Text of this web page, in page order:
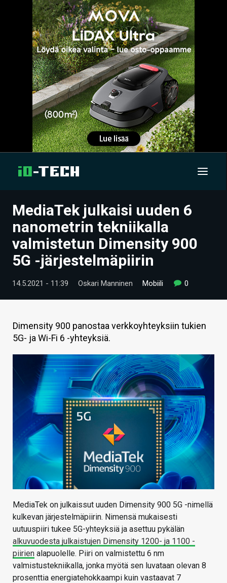
UUTISET
ARTIKKELIT
VIDEOT
TECHBBS
HINTA.FI
KAUPPA
VAIHDA TEEMA
HAKU
MediaTek julkaisi uuden 6
nanometrin tekniikalla
valmistetun Dimensity 900
5G -järjestelmäpiirin
14.5.2021 - 11:39 Oskari Manninen Mobiili 0
Dimensity 900 panostaa verkkoyhteyksiin tukien
5G- ja Wi-Fi 6 -yhteyksiä.
MediaTek on julkaissut uuden Dimensity 900 5G -nimellä
kulkevan järjestelmäpiirin. Nimensä mukaisesti
uutuuspiiri tukee 5G-yhteyksiä ja asettuu pykälän
alkuvuodesta julkaistujen Dimensity 1200- ja 1100 -
piirien alapuolelle. Piiri on valmistettu 6 nm
valmistustekniikalla, jonka myötä sen luvataan olevan 8
prosenttia energiatehokkaampi kuin vastaavat 7